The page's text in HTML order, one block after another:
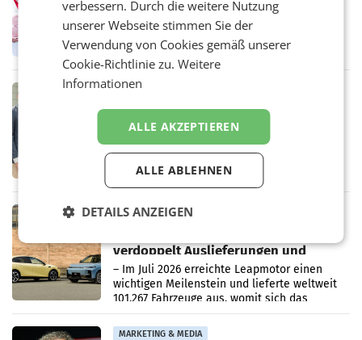
Ober- und Niederösterreich
WIENER NEUDORF. – Im Rahmen einer
laufenden Modernisierungsoffensive
erneuert Penny zwei Filialen in Nieder- und
Oberösterreich. Die beiden Standorte liegen
RETAIL
Alles bereit für den Wechsel: Jürgen
Albrecht setzt ab 1.1.2027 auf Adeg
WIENER NEUDORF. – Die geplante
Zusammenarbeit zwischen Adeg und dem
Vorarlberger Kaufmann Jürgen Albrecht ist
kartellrechtlich freigegeben: Die
Bundeskartellanwalt
MOBILITY BUSINESS
verdoppelt Auslieferungen und
überschreitet die 100.000er-Marke
– Im Juli 2026 erreichte Leapmotor einen
wichtigen Meilenstein und lieferte weltweit
101.267 Fahrzeuge aus, womit sich das
Ergebnis gegenüber Juli 2025 mehr als
verdoppelte (+102
MARKETING & MEDIA
verbessern. Durch die weitere Nutzung
unserer Webseite stimmen Sie der
Verwendung von Cookies gemäß unserer
Cookie-Richtlinie zu.Weitere
Informationen
ALLE AKZEPTIEREN
ALLE ABLEHNEN
DETAILS ANZEIGEN